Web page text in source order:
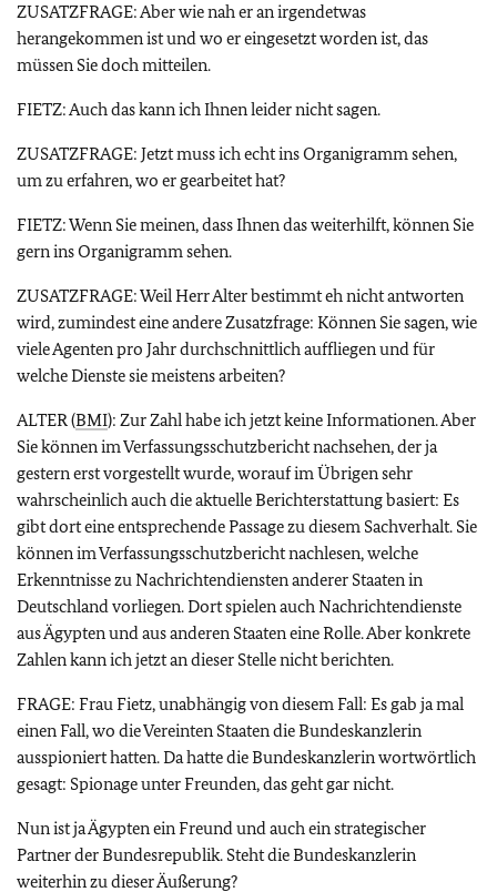
ZUSATZFRAGE: Aber wie nah er an irgendetwas
herangekommen ist und wo er eingesetzt worden ist, das
müssen Sie doch mitteilen.
FIETZ: Auch das kann ich Ihnen leider nicht sagen.
ZUSATZFRAGE: Jetzt muss ich echt ins Organigramm sehen,
um zu erfahren, wo er gearbeitet hat?
FIETZ: Wenn Sie meinen, dass Ihnen das weiterhilft, können Sie
gern ins Organigramm sehen.
ZUSATZFRAGE: Weil Herr Alter bestimmt eh nicht antworten
wird, zumindest eine andere Zusatzfrage: Können Sie sagen, wie
viele Agenten pro Jahr durchschnittlich auffliegen und für
welche Dienste sie meistens arbeiten?
ALTER (BMI): Zur Zahl habe ich jetzt keine Informationen. Aber
Sie können im Verfassungsschutzbericht nachsehen, der ja
gestern erst vorgestellt wurde, worauf im Übrigen sehr
wahrscheinlich auch die aktuelle Berichterstattung basiert: Es
gibt dort eine entsprechende Passage zu diesem Sachverhalt. Sie
können im Verfassungsschutzbericht nachlesen, welche
Erkenntnisse zu Nachrichtendiensten anderer Staaten in
Deutschland vorliegen. Dort spielen auch Nachrichtendienste
aus Ägypten und aus anderen Staaten eine Rolle. Aber konkrete
Zahlen kann ich jetzt an dieser Stelle nicht berichten.
FRAGE: Frau Fietz, unabhängig von diesem Fall: Es gab ja mal
einen Fall, wo die Vereinten Staaten die Bundeskanzlerin
ausspioniert hatten. Da hatte die Bundeskanzlerin wortwörtlich
gesagt: Spionage unter Freunden, das geht gar nicht.
Nun ist ja Ägypten ein Freund und auch ein strategischer
Partner der Bundesrepublik. Steht die Bundeskanzlerin
weiterhin zu dieser Äußerung?